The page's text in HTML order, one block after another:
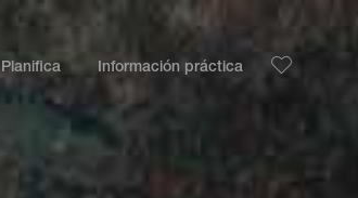
Planifica Información práctica